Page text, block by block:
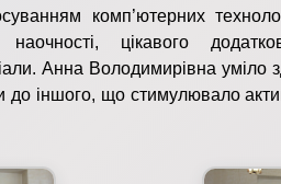
комп’ютерних
цікавого
Анна Володимирівна уміло
до іншого, що стимулювало